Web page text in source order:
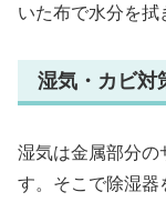
いた布で水分を拭
湿気・カビ対
湿気は金属部分の
す。そこで除湿器